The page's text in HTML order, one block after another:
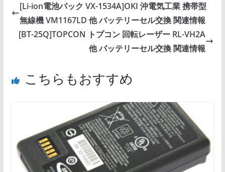
[Li-ion電池パック VX-1534A]OKI 沖電気工業 携帯型
無線機 VM1167LD 他 バッテリーセル交換 関連情報
[BT-25Q]TOPCON トプコン 回転レーザー RL-VH2A
他 バッテリーセル交換 関連情報
こちらもおすすめ